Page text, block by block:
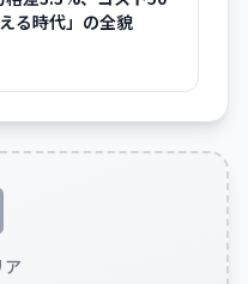
る時代」の全貌